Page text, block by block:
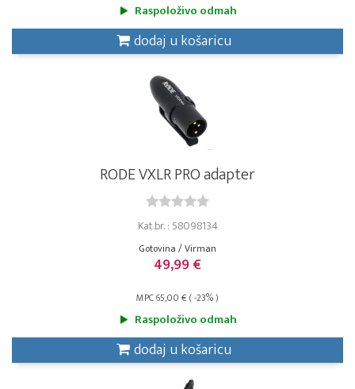
Raspoloživo odmah
dodaj u košaricu
RODE VXLR PRO adapter
Kat.br. : 58098134
Gotovina / Virman
49,99 €
MPC 65,00 € ( -23% )
Raspoloživo odmah
dodaj u košaricu